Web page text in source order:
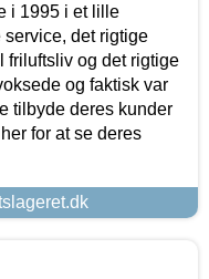
i 1995 i et lille
service, det rigtige
friluftsliv og det rigtige
og faktisk var
tilbyde deres kunder
for at se deres